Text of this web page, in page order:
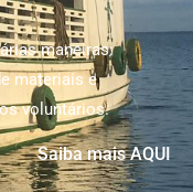
maneiras:
materiais e
voluntários.
Saiba mais AQUI